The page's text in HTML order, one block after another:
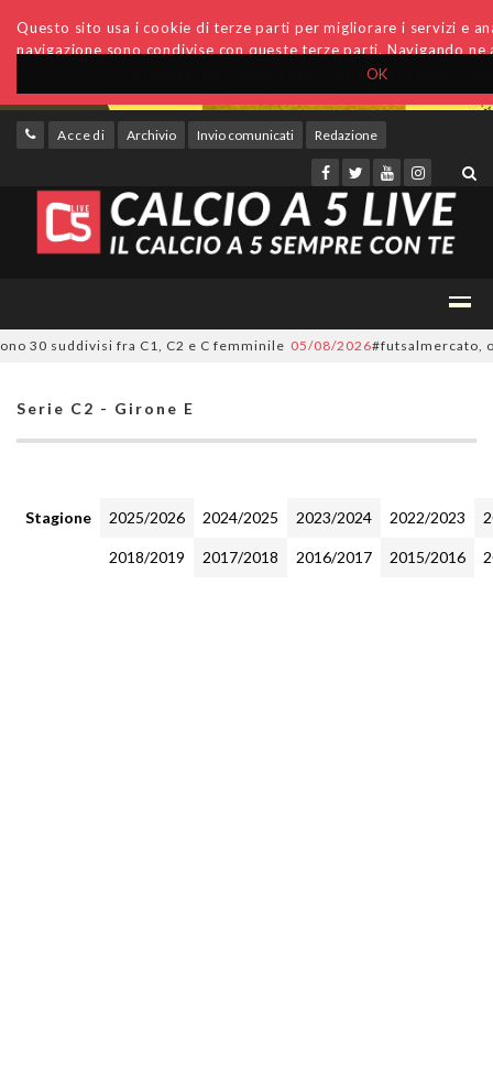
OK
Questo sito usa i cookie di terze parti per migliorare i servizi e
navigazione sono condivise con queste terze parti. Navigando
Accedi Archivio Invio comunicati Redazione
suddivisi fra C1, C2 e C femminile 05/08/2026#futsalmercato, ora è
Serie C2 - Girone E
Stagione 2025/2026 2024/2025 2023/2024 2022/2023
2018/2019 2017/2018 2016/2017 2015/2016